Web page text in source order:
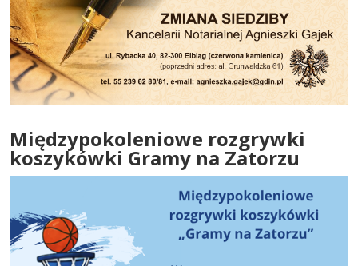
Międzypokoleniowe rozgrywki
koszykówki Gramy na Zatorzu